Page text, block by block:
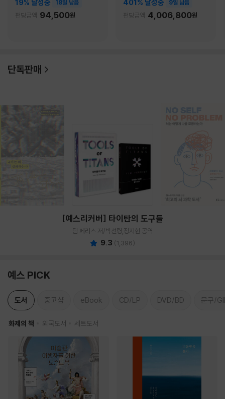
19% 달성중 18일 남음
펀딩금액 94,500원
401% 달성중 9일 남음
펀딩금액 4,006,800원
단독판매
[예스리커버] 타이탄의 도구들
팀 페리스 저/박선령,정지현 공역
9.3 (1,396)
예스 PICK
도서 중고샵 eBook CD/LP DVD/BD 문구/
화제의 책 외국도서 세트도서